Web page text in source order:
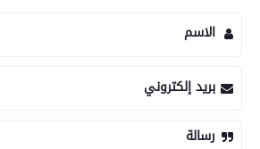
الاسم
بريد إلكتروني
رسالة